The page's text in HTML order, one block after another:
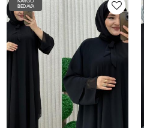
BEDAVA